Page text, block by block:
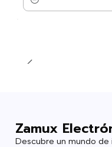
Cantidad
Zamux
Descubre un mundo de